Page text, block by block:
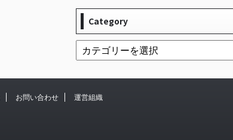
Category
お問い合わせ 運営組織